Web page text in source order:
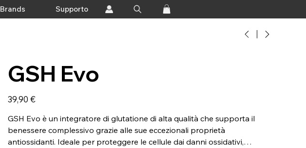
Brands Supporto
GSH Evo
Prezzo
39,90 €
GSH Evo è un integratore di glutatione di alta qualità che supporta il
benessere complessivo grazie alle sue eccezionali proprietà
antiossidanti. Ideale per proteggere le cellule dai danni ossidativi,